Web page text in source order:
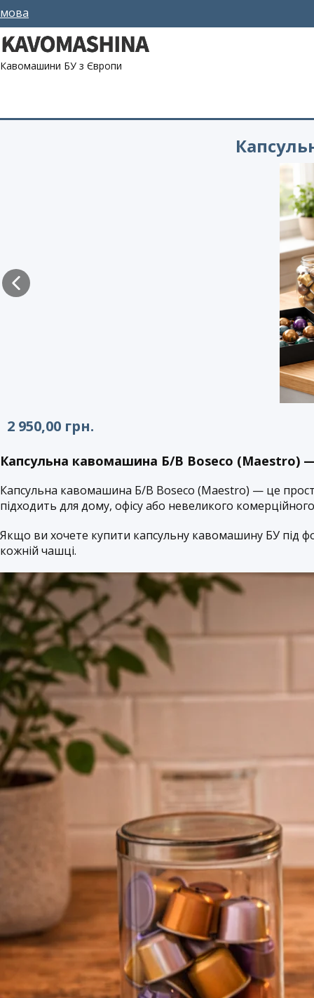
мова
Кавомашини БУ з Європи
2 950,00 грн.
Капсульна кавомашина Б/В Boseco (Maestro)
Капсульна кавомашина Б/В Boseco (Maestro) — це
підходить для дому, офісу або невеликого
Якщо ви хочете купити капсульну кавомашину БУ під
кожній чашці.